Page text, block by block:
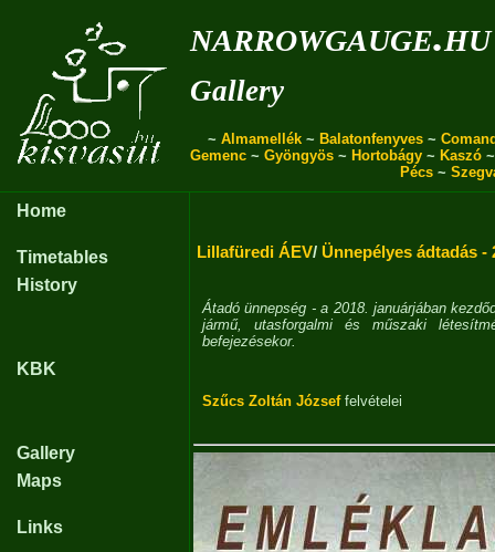
narrowgauge.hu
Gallery
~ Almamellék ~ Balatonfenyves ~
Gemenc ~ Gyöngyös ~ Hortobágy ~ Kaszó
Pécs ~
Home
Timetables
History
KBK
Gallery
Maps
Links
Lillafüredi ÁEV/ Ünnepélyes ádtadás -
Átadó ünnepség - a 2018. januárjában
jármű, utasforgalmi és műszaki
befejezésekor.
Szűcs Zoltán Józseffelvételei